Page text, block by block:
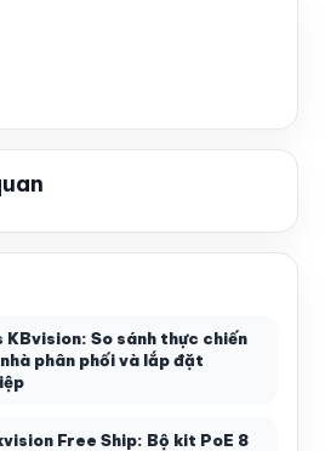
KBvision: So sánh thực chiến
phân phối và lắp đặt
Free Ship: Bộ kit PoE 8